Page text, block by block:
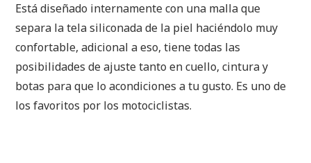
Está diseñado internamente con una malla que
separa la tela siliconada de la piel haciéndolo muy
confortable, adicional a eso, tiene todas las
posibilidades de ajuste tanto en cuello, cintura y
botas para que lo acondiciones a tu gusto. Es uno de
los favoritos por los motociclistas.